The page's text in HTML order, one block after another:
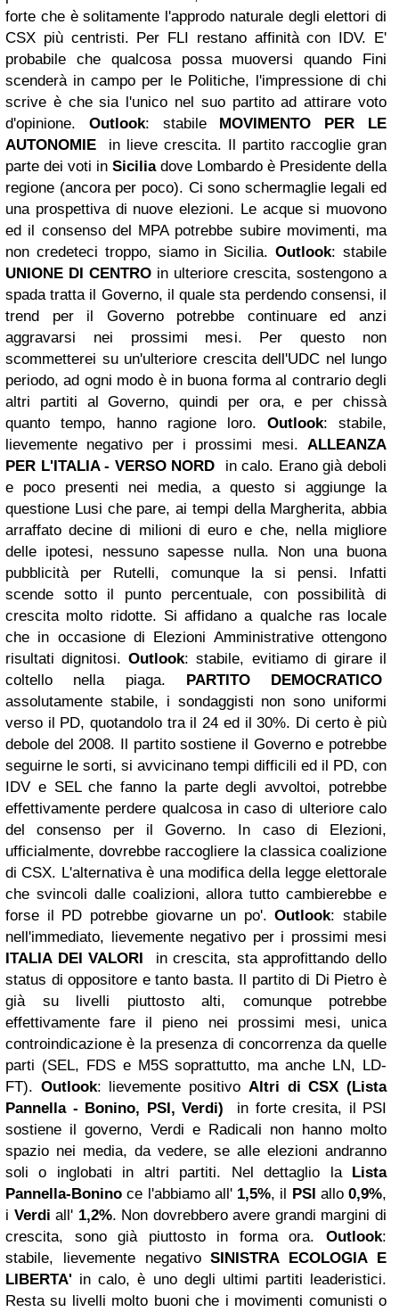
forte che è solitamente l'approdo naturale degli elettori di
CSX più centristi. Per FLI restano affinità con IDV. E'
probabile che qualcosa possa muoversi quando Fini
scenderà in campo per le Politiche, l'impressione di chi
scrive è che sia l'unico nel suo partito ad attirare voto
d'opinione.
Outlook: stabile
MOVIMENTO PER LE
AUTONOMIE
in lieve crescita. Il partito raccoglie gran
parte dei voti in Siciliadove Lombardo è Presidente della
regione (ancora per poco). Ci sono schermaglie legali ed
una prospettiva di nuove elezioni. Le acque si muovono
ed il consenso del MPA potrebbe subire movimenti, ma
non credeteci troppo, siamo in Sicilia. Outlook: stabile
UNIONE DI CENTRO in ulteriore crescita, sostengono a
spada tratta il Governo, il quale sta perdendo consensi, il
trend per il Governo potrebbe continuare ed anzi
aggravarsi nei prossimi mesi. Per questo non
scommetterei su un'ulteriore crescita dell'UDC nel lungo
periodo, ad ogni modo è in buona forma al contrario degli
altri partiti al Governo, quindi per ora, e per chissà
quanto tempo, hanno ragione loro.
Outlook: stabile,
lievemente negativo per i prossimi mesi. ALLEANZA
PER L'ITALIA - VERSO NORD
in calo. Erano già deboli
e poco presenti nei media, a questo si aggiunge la
questione Lusi che pare, ai tempi della Margherita, abbia
arraffato decine di milioni di euro e che, nella migliore
delle ipotesi, nessuno sapesse nulla. Non una buona
pubblicità per Rutelli, comunque la si pensi. Infatti
scende sotto il punto percentuale, con possibilità di
crescita molto ridotte. Si affidano a qualche ras locale
che in occasione di Elezioni Amministrative ottengono
risultati dignitosi. Outlook: stabile, evitiamo di girare il
coltello nella piaga.
PARTITO DEMOCRATICO
assolutamente stabile, i sondaggisti non sono uniformi
verso il PD, quotandolo tra il 24 ed il 30%. Di certo è più
debole del 2008. Il partito sostiene il Governo e potrebbe
seguirne le sorti, si avvicinano tempi difficili ed il PD, con
IDV e SEL che fanno la parte degli avvoltoi, potrebbe
effettivamente perdere qualcosa in caso di ulteriore calo
del consenso per il Governo. In caso di Elezioni,
ufficialmente, dovrebbe raccogliere la classica coalizione
di CSX. L'alternativa è una modifica della legge elettorale
che svincoli dalle coalizioni, allora tutto cambierebbe e
forse il PD potrebbe giovarne un po'. Outlook: stabile
nell'immediato, lievemente negativo per i prossimi mesi
ITALIA DEI VALORI
in crescita, sta approfittando dello
status di oppositore e tanto basta. Il partito di Di Pietro è
già su livelli piuttosto alti, comunque potrebbe
effettivamente fare il pieno nei prossimi mesi, unica
controindicazione è la presenza di concorrenza da quelle
parti (SEL, FDS e M5S soprattutto, ma anche LN, LD-
FT). Outlook: lievemente positivo Altri di CSX(Lista
Pannella - Bonino, PSI, Verdi)
in forte cresita, il PSI
sostiene il governo, Verdi e Radicali non hanno molto
spazio nei media, da vedere, se alle elezioni andranno
soli o inglobati in altri partiti. Nel dettaglio la Lista
Pannella-Bonino ce l'abbiamo all' 1,5%, il PSI allo 0,9%,
i Verdi all' 1,2%. Non dovrebbero avere grandi margini di
crescita, sono già piuttosto in forma ora.
Outlook:
stabile, lievemente negativo SINISTRA ECOLOGIA E
LIBERTA' in calo, è uno degli ultimi partiti leaderistici.
Resta su livelli molto buoni che i movimenti comunisti o